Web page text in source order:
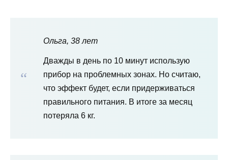
Ольга, 38 лет
Дважды в день по 10 минут использую
прибор на проблемных зонах. Но считаю,
что эффект будет, если придерживаться
правильного питания. В итоге за месяц
потеряла 6 кг.